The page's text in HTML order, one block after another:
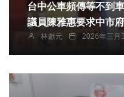
台中公車頻傳等不到車、脫班
議員陳雅惠要求中市
林獻元 2026年三月